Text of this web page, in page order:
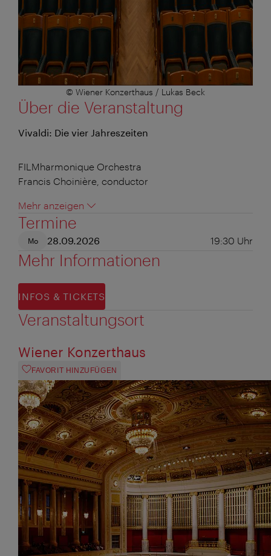
© Wiener Konzerthaus / Lukas Beck
Über die Veranstaltung
Vivaldi: Die vier Jahreszeiten
FILMharmonique Orchestra
Francis Choinière, conductor
Mehr anzeigen
Termine
Mo 28.09.2026 19:30 Uhr
Mehr Informationen
INFOS & TICKETS
Veranstaltungsort
Wiener Konzerthaus
FAVORIT HINZUFÜGEN